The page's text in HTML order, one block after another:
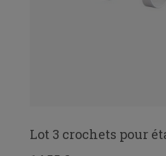
Lot 3 crochets pour